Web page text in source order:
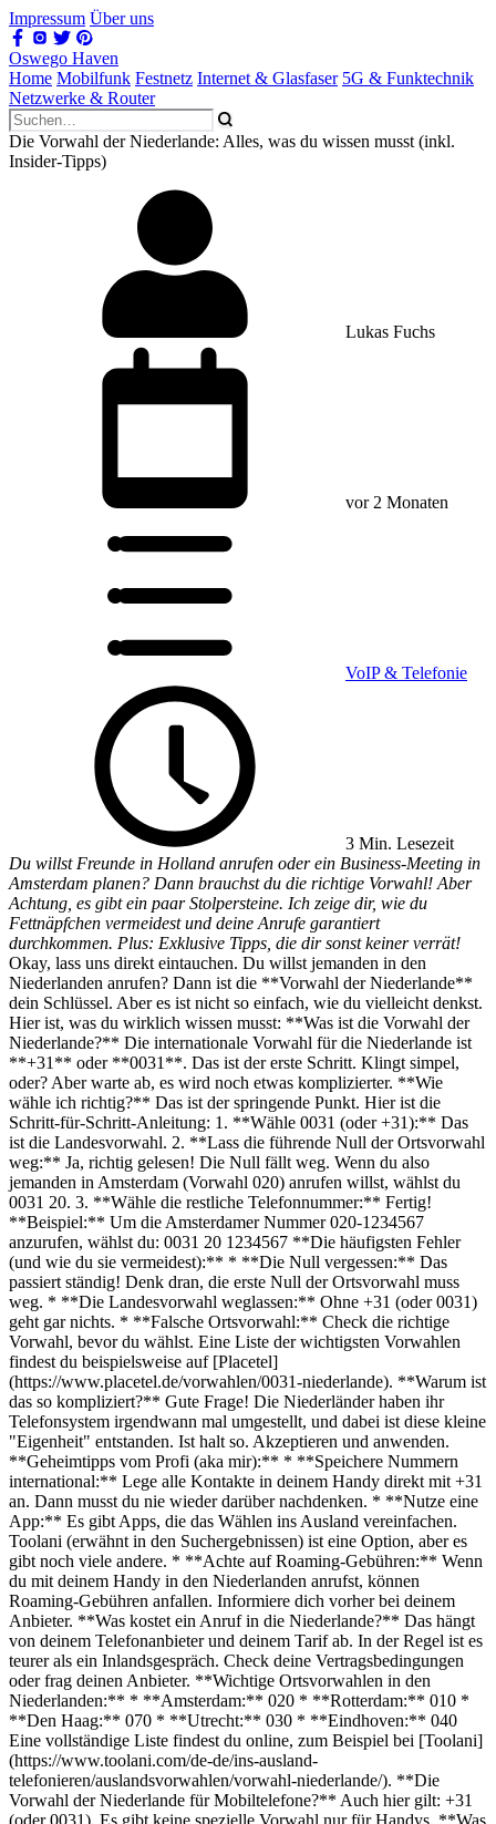
Impressum Über uns
Oswego Haven
Home Mobilfunk Festnetz Internet & Glasfaser 5G & Funktechnik
Netzwerke & Router
Die Vorwahl der Niederlande: Alles, was du wissen musst (inkl.
Insider-Tipps)
Lukas Fuchs
vor 2 Monaten
VoIP & Telefonie
3 Min. Lesezeit
Du willst Freunde in Holland anrufen oder ein Business-Meeting in
Amsterdam planen? Dann brauchst du die richtige Vorwahl! Aber
Achtung, es gibt ein paar Stolpersteine. Ich zeige dir, wie du
Fettnäpfchen vermeidest und deine Anrufe garantiert
durchkommen. Plus: Exklusive Tipps, die dir sonst keiner verrät!
Okay, lass uns direkt eintauchen. Du willst jemanden in den
Niederlanden anrufen? Dann ist die **Vorwahl der Niederlande**
dein Schlüssel. Aber es ist nicht so einfach, wie du vielleicht denkst.
Hier ist, was du wirklich wissen musst: **Was ist die Vorwahl der
Niederlande?** Die internationale Vorwahl für die Niederlande ist
**+31** oder **0031**. Das ist der erste Schritt. Klingt simpel,
oder? Aber warte ab, es wird noch etwas komplizierter. **Wie
wähle ich richtig?** Das ist der springende Punkt. Hier ist die
Schritt-für-Schritt-Anleitung: 1. **Wähle 0031 (oder +31):** Das
ist die Landesvorwahl. 2. **Lass die führende Null der Ortsvorwahl
weg:** Ja, richtig gelesen! Die Null fällt weg. Wenn du also
jemanden in Amsterdam (Vorwahl 020) anrufen willst, wählst du
0031 20. 3. **Wähle die restliche Telefonnummer:** Fertig!
**Beispiel:** Um die Amsterdamer Nummer 020-1234567
anzurufen, wählst du: 0031 20 1234567 **Die häufigsten Fehler
(und wie du sie vermeidest):** * **Die Null vergessen:** Das
passiert ständig! Denk dran, die erste Null der Ortsvorwahl muss
weg. * **Die Landesvorwahl weglassen:** Ohne +31 (oder 0031)
geht gar nichts. * **Falsche Ortsvorwahl:** Check die richtige
Vorwahl, bevor du wählst. Eine Liste der wichtigsten Vorwahlen
findest du beispielsweise auf [Placetel]
(https://www.placetel.de/vorwahlen/0031-niederlande). **Warum ist
das so kompliziert?** Gute Frage! Die Niederländer haben ihr
Telefonsystem irgendwann mal umgestellt, und dabei ist diese kleine
"Eigenheit" entstanden. Ist halt so. Akzeptieren und anwenden.
**Geheimtipps vom Profi (aka mir):** * **Speichere Nummern
international:** Lege alle Kontakte in deinem Handy direkt mit +31
an. Dann musst du nie wieder darüber nachdenken. * **Nutze eine
App:** Es gibt Apps, die das Wählen ins Ausland vereinfachen.
Toolani (erwähnt in den Suchergebnissen) ist eine Option, aber es
gibt noch viele andere. * **Achte auf Roaming-Gebühren:** Wenn
du mit deinem Handy in den Niederlanden anrufst, können
Roaming-Gebühren anfallen. Informiere dich vorher bei deinem
Anbieter. **Was kostet ein Anruf in die Niederlande?** Das hängt
von deinem Telefonanbieter und deinem Tarif ab. In der Regel ist es
teurer als ein Inlandsgespräch. Check deine Vertragsbedingungen
oder frag deinen Anbieter. **Wichtige Ortsvorwahlen in den
Niederlanden:** * **Amsterdam:** 020 * **Rotterdam:** 010 *
**Den Haag:** 070 * **Utrecht:** 030 * **Eindhoven:** 040
Eine vollständige Liste findest du online, zum Beispiel bei [Toolani]
(https://www.toolani.com/de-de/ins-ausland-
telefonieren/auslandsvorwahlen/vorwahl-niederlande/). **Die
Vorwahl der Niederlande für Mobiltelefone?** Auch hier gilt: +31
(oder 0031). Es gibt keine spezielle Vorwahl nur für Handys. **Was